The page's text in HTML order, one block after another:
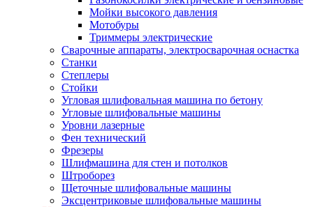
Мойки высокого давления
Мотобуры
Триммеры электрические
Сварочные аппараты, электросварочная оснастка
Станки
Степлеры
Стойки
Угловая шлифовальная машина по бетону
Угловые шлифовальные машины
Уровни лазерные
Фен технический
Фрезеры
Шлифмашина для стен и потолков
Штроборез
Щеточные шлифовальные машины
Эксцентриковые шлифовальные машины